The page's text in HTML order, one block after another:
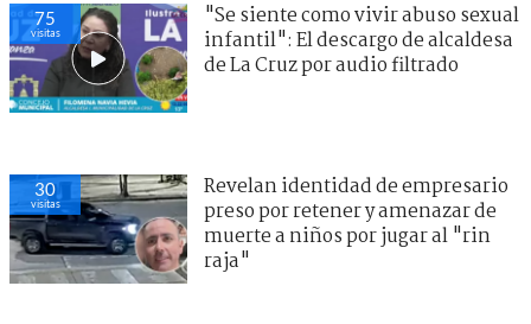
78
visitas
"Se siente como vivir abuso sexual
infantil": El descargo de alcaldesa
de La Cruz por audio filtrado
30
visitas
Revelan identidad de empresario
preso por retener y amenazar de
muerte a niños por jugar al "rin
raja"